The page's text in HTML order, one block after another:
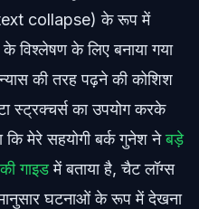
collapse) के रूप में
विश्लेषण के लिए बनाया गया
की तरह पढ़ने की कोशिश
स्ट्रक्चर्स का उपयोग करके
कि मेरे सहयोगी बर्क गुनेश नेबड़े
गाइडमें बताया है, चैट लॉग्स
घटनाओं के रूप में देखना